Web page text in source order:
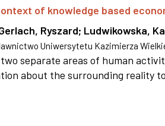
of knowledge based
Ryszard; Ludwikowska,
Uniwersytetu Kazimierza
separate areas of human
about the surrounding reality